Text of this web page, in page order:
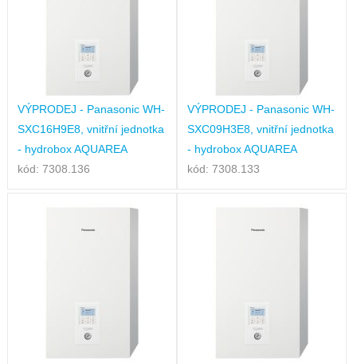
VÝPRODEJ - Panasonic WH-
SXC16H9E8, vnitřní jednotka
- hydrobox AQUAREA
kód: 7308.136
VÝPRODEJ - Panasonic WH-
SXC09H3E8, vnitřní jednotka
- hydrobox AQUAREA
kód: 7308.133